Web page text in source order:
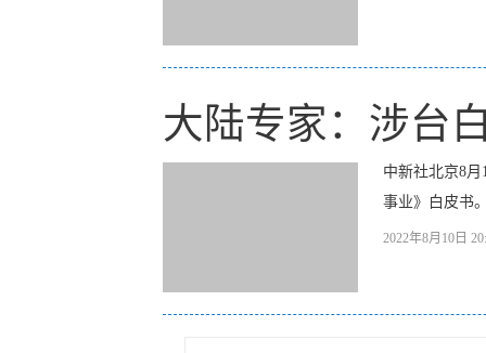
大陆专家：涉台
中新社北京8
事业》白皮书
2022年8月10日